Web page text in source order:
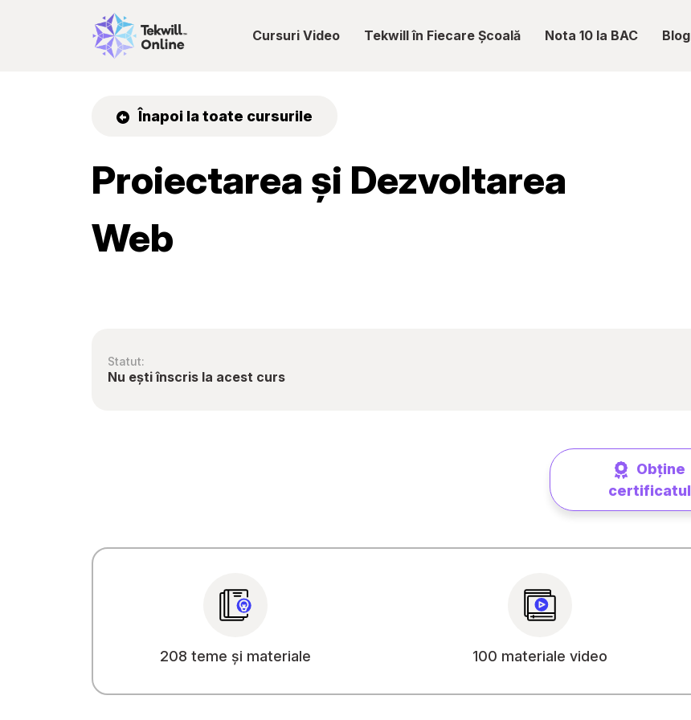
Cursuri Video Tekwill în Fiecare Școală Nota 10 la BAC Blog
Înapoi la toate cursurile
Proiectarea și Dezvoltarea
Web
Statut:
Nu ești înscris la acest curs
Obține
certificatul
208 teme și materiale 100 materiale video